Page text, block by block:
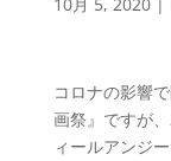
コロナの影響
画祭』ですが
ィールアンジ